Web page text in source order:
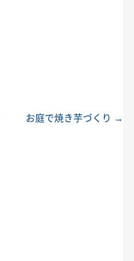
お庭で焼き芋づくり →